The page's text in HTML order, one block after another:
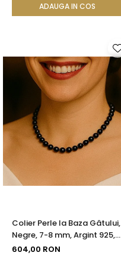
ADAUGA IN COS
Colier Perle la Baza Gâtului,
Negre, 7-8 mm, Argint 925,
Reglabil | KASKADDA®
604,00 RON